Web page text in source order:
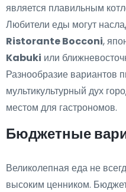
является плавильным
Любители еды могут
Ristorante Bocconi,
Kabuki или
Разнообразие вариантов
мультикультурный дух
местом для гастрономов.
Бюджетные
Великолепная еда не
высоким ценником.